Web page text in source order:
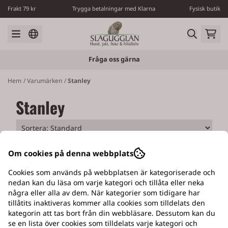
Hoppa till innehåll
Frakt 79 kr Trygga betalningar med Klarna Fysisk butik
Fråga oss gärna
Hem /Varumärken /Stanley
Stanley
EGEN VERKSTAD
Med tillverkning av Slagugglans hundluckor
Om cookies på denna webbplats
Cookies som används på webbplatsen är kategoriserade och
nedan kan du läsa om varje kategori och tillåta eller neka
några eller alla av dem. När kategorier som tidigare har
tillåtits inaktiveras kommer alla cookies som tilldelats den
kategorin att tas bort från din webbläsare. Dessutom kan du
se en lista över cookies som tilldelats varje kategori och